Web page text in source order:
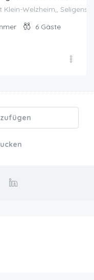
Welzheim,,
6 Gäste